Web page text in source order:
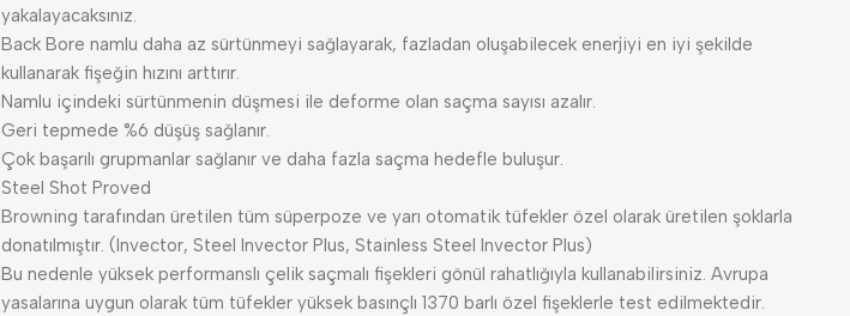
yakalayacaksınız.
Back Bore namlu daha az sürtünmeyi sağlayarak, fazladan oluşabilecek enerjiyi en iyi şekilde
kullanarak fişeğin hızını arttırır.
Namlu içindeki sürtünmenin düşmesi ile deforme olan saçma sayısı azalır.
Geri tepmede %6 düşüş sağlanır.
Çok başarılı grupmanlar sağlanır ve daha fazla saçma hedefle buluşur.
Steel Shot Proved
Browning tarafından üretilen tüm süperpoze ve yarı otomatik tüfekler özel olarak üretilen şoklarla
donatılmıştır. (Invector, Steel Invector Plus, Stainless Steel Invector Plus)
Bu nedenle yüksek performanslı çelik saçmalı fişekleri gönül rahatlığıyla kullanabilirsiniz. Avrupa
yasalarına uygun olarak tüm tüfekler yüksek basınçlı 1370 barlı özel fişeklerle test edilmektedir.